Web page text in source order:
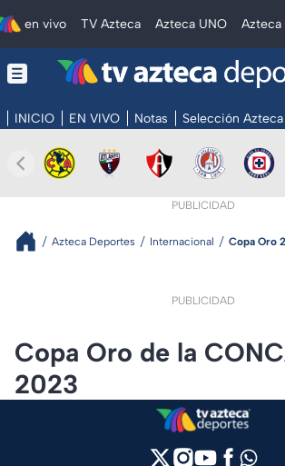
en vivo TV Azteca Azteca UNO Azteca
INICIO EN VIVO Notas Selección Azteca
PUBLICIDAD
Azteca Deportes Internacional Copa Oro
PUBLICIDAD
Copa Oro de la
2023